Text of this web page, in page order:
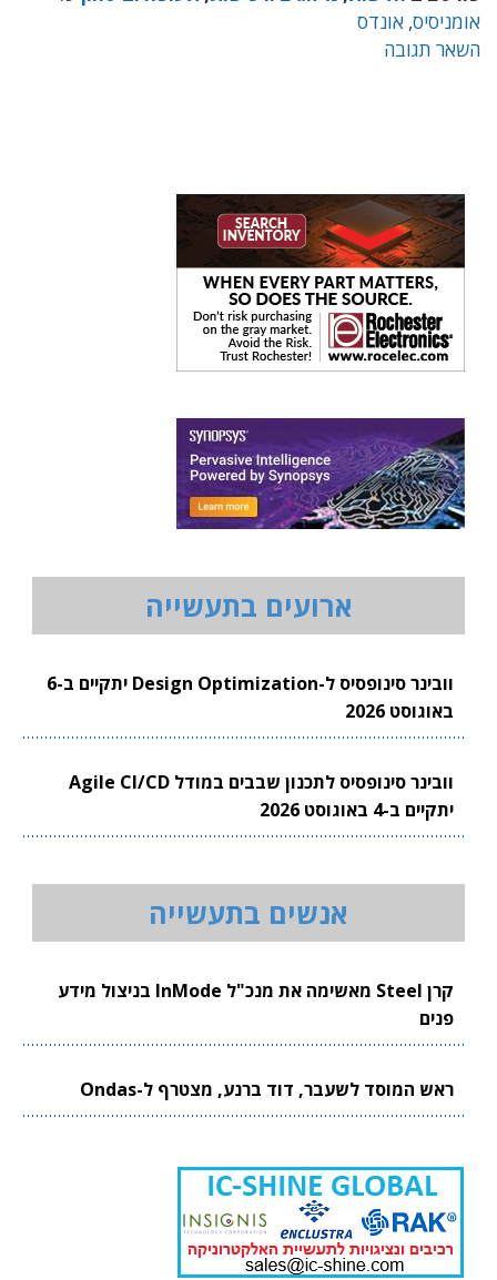
אומניסיס, אונדס
השאר תגובה
ארועים בתעשייה
וובינר סינופסיס ל-Design Optimization יתקיים ב-6
באוגוסט 2026
וובינר סינופסיס לתכנון שבבים במודל Agile CI/CD
יתקיים ב-4 באוגוסט 2026
אנשים בתעשייה
קרן Steel מאשימה את מנכ"ל InMode בניצול מידע
פנים
ראש המוסד לשעבר, דוד ברנע, מצטרף ל-Ondas